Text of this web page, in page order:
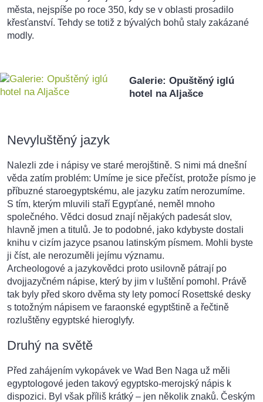
města, nejspíše po roce 350, kdy se v oblasti prosadilo
křesťanství. Tehdy se totiž z bývalých bohů staly zakázané
modly.
Galerie: Opuštěný iglú
hotel na Aljašce
Nevyluštěný jazyk
Nalezli zde i nápisy ve staré merojštině. S nimi má dnešní
věda zatím problém: Umíme je sice přečíst, protože písmo je
příbuzné staroegyptskému, ale jazyku zatím nerozumíme.
S tím, kterým mluvili staří Egypťané, neměl mnoho
společného. Vědci dosud znají nějakých padesát slov,
hlavně jmen a titulů. Je to podobné, jako kdybyste dostali
knihu v cizím jazyce psanou latinským písmem. Mohli byste
ji číst, ale nerozuměli jejímu významu.
Archeologové a jazykovědci proto usilovně pátrají po
dvojjazyčném nápise, který by jim v luštění pomohl. Právě
tak byly před skoro dvěma sty lety pomocí Rosettské desky
s totožným nápisem ve faraonské egyptštině a řečtině
rozluštěny egyptské hieroglyfy.
Druhý na světě
Před zahájením vykopávek ve Wad Ben Naga už měli
egyptologové jeden takový egyptsko-merojský nápis k
dispozici. Byl však příliš krátký – jen několik znaků. Českým